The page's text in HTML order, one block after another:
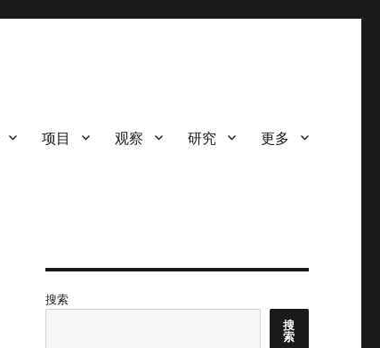
项目 观察 研究 更多
搜索
搜
索